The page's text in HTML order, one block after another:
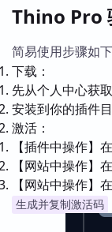
Thino Pro
简易使用步骤如下
下载：
先从个人中心获
安装到你的插件
激活：
【插件中操作】
【网站中操作】
【网站中操作
生成并复制激活码